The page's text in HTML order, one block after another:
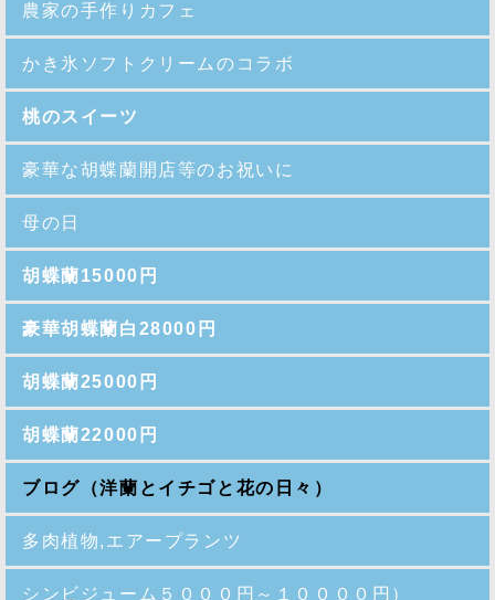
農家の手作りカフェ
かき氷ソフトクリームのコラボ
桃のスイーツ
豪華な胡蝶蘭開店等のお祝いに
母の日
胡蝶蘭15000円
豪華胡蝶蘭白28000円
胡蝶蘭25000円
胡蝶蘭22000円
ブログ（洋蘭とイチゴと花の日々）
多肉植物,エアープランツ
シンビジューム５０００円～１００００円）